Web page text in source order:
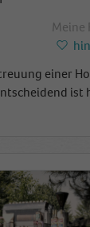
Meine
einer
ist